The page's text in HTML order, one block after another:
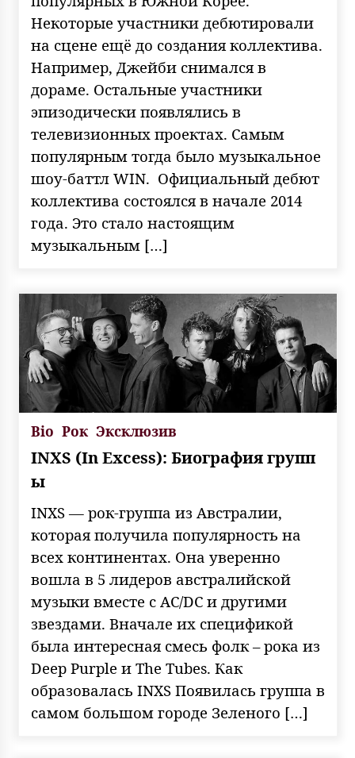
Некоторые участники дебютировали
на сцене ещё до создания коллектива.
Например, Джейби снимался в
дораме. Остальные участники
эпизодически появлялись в
телевизионных проектах. Самым
популярным тогда было музыкальное
шоу-баттл WIN. Официальный дебют
коллектива состоялся в начале 2014
года. Это стало настоящим
музыкальным […]
Bio Рок Эксклюзив
INXS (In Excess): Биография групп
ы
INXS — рок-группа из Австралии,
которая получила популярность на
всех континентах. Она уверенно
вошла в 5 лидеров австралийской
музыки вместе с AC/DC и другими
звездами. Вначале их спецификой
была интересная смесь фолк – рока из
Deep Purple и The Tubes. Как
образовалась INXS Появилась группа в
самом большом городе Зеленого […]